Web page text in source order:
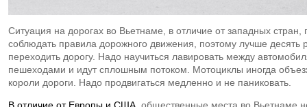
Ситуация на дорогах во Вьетнаме, в отличие от западных
соблюдать правила дорожного движения, поэтому лучше
переходить дорогу. Надо научиться лавировать между
пешеходами и идут сплошным потоком. Мотоциклы иногда
короли дороги. Надо продвигаться медленно и не паниковать.